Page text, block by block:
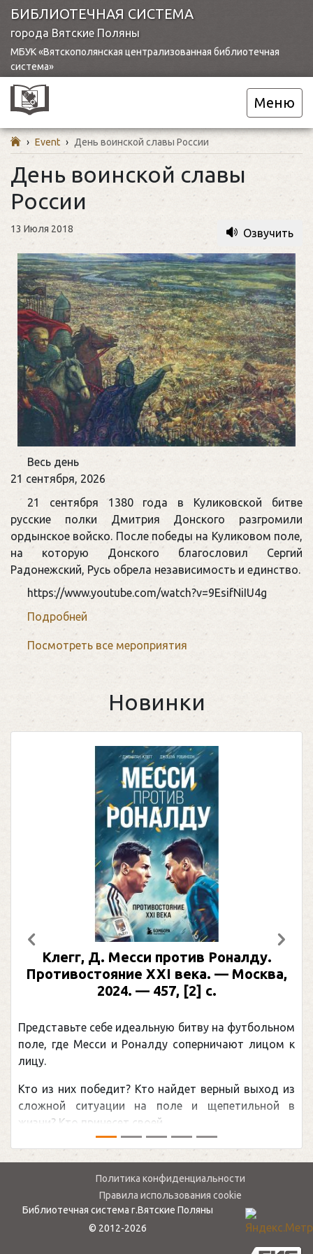
БИБЛИОТЕЧНАЯ СИСТЕМА
города Вятские Поляны
МБУК «Вятскополянская централизованная библиотечная
система»
Меню
› Event › День воинской славы России
День воинской славы
России
13 Июля 2018 Озвучить
День
воинской
Весь день
21 сентября, 2026
21 сентября 1380 года в Куликовской битве
русские полки Дмитрия Донского разгромили
ордынское войско. После победы на Куликовом поле,
на которую Донского благословил Сергий
Радонежский, Русь обрела независимость и единство.
https://www.youtube.com/watch?v=9EsifNiIU4g
Подробней
Посмотреть все мероприятия
Новинки
Клегг, Д. Месси против Роналду.
Противостояние XXI века. — Москва,
2024. — 457, [2] с.
Представьте себе идеальную битву на футбольном
поле, где Месси и Роналду соперничают лицом к
лицу.
Кто из них победит? Кто найдет верный выход из
сложной ситуации на поле и щепетильной в
жизни? Кто принесет своей ...
Предыдущий
Политика конфиденциальности
Правила использования cookie
Библиотечная система г.Вятские Поляны
© 2012-2026